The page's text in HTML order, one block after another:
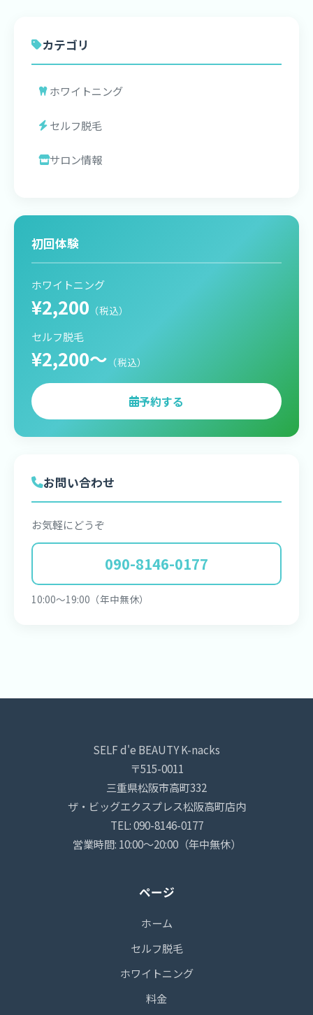
カテゴリ
ホワイトニング
セルフ脱毛
サロン情報
初回体験
ホワイトニング
¥2,200 （税込）
セルフ脱毛
¥2,200〜 （税込）
予約する
お問い合わせ
お気軽にどうぞ
090-8146-0177
10:00〜19:00（年中無休）
SELF d'e BEAUTY K-nacks
〒515-0011
三重県松阪市高町332
ザ・ビッグエクスプレス松阪高町店内
TEL: 090-8146-0177
営業時間: 10:00〜20:00（年中無休）
ページ
ホーム
セルフ脱毛
ホワイトニング
料金